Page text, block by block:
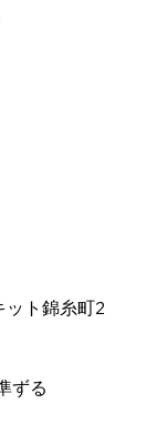
ット錦糸町2
ずる